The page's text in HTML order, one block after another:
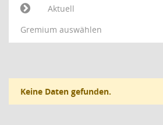
Aktuell
Gremium auswählen
Keine Daten gefunden.